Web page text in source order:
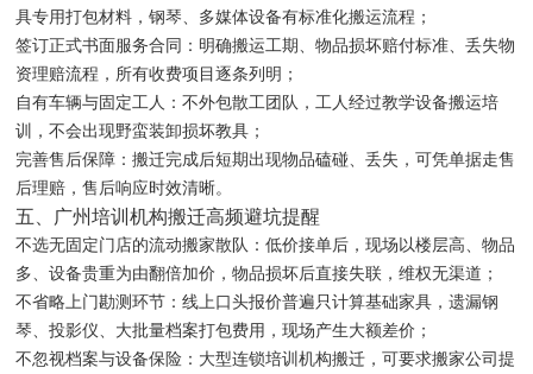
具专用打包材料，钢琴、多媒体设备有标准化搬运流程；
签订正式书面服务合同：明确搬运工期、物品损坏赔付标准、丢失物
资理赔流程，所有收费项目逐条列明；
自有车辆与固定工人：不外包散工团队，工人经过教学设备搬运培
训，不会出现野蛮装卸损坏教具；
完善售后保障：搬迁完成后短期出现物品磕碰、丢失，可凭单据走售
后理赔，售后响应时效清晰。
五、广州培训机构搬迁高频避坑提醒
不选无固定门店的流动搬家散队：低价接单后，现场以楼层高、物品
多、设备贵重为由翻倍加价，物品损坏后直接失联，维权无渠道；
不省略上门勘测环节：线上口头报价普遍只计算基础家具，遗漏钢
琴、投影仪、大批量档案打包费用，现场产生大额差价；
不忽视档案与设备保险：大型连锁培训机构搬迁，可要求搬家公司提